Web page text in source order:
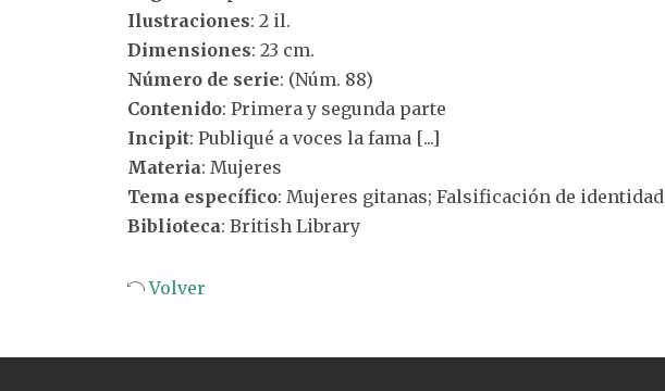
Ilustraciones: 2 il.
Dimensiones: 23 cm.
Número de serie: (Núm. 88)
Contenido: Primera y segunda parte
Incipit: Publiqué a voces la fama [...]
Materia: Mujeres
Tema específico: Mujeres gitanas; Falsificación de identidad
Biblioteca: British Library
Volver